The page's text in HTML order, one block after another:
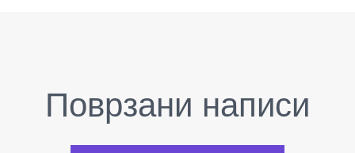
Поврзани написи